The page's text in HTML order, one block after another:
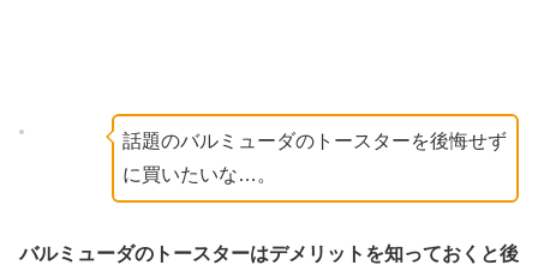
話題のバルミューダのトースターを後悔せず
に買いたいな…。
バルミューダのトースターはデメリットを知っておくと後